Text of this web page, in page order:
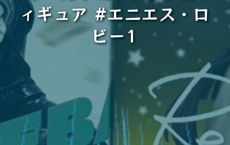
ィギュア #エニエス・ロ
ビー1